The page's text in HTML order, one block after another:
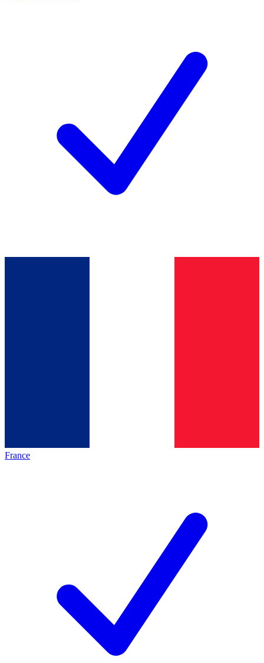
France